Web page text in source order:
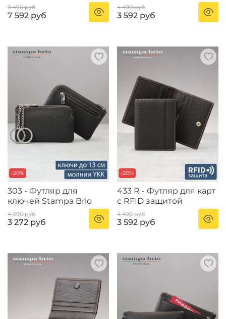
9 490 руб
7 592 руб
4 490 руб
3 592 руб
-20%
303 - Футляр для
ключей Stampa Brio
4 090 руб
3 272 руб
-20%
433 R - Футляр для карт
с RFID защитой
4 490 руб
3 592 руб